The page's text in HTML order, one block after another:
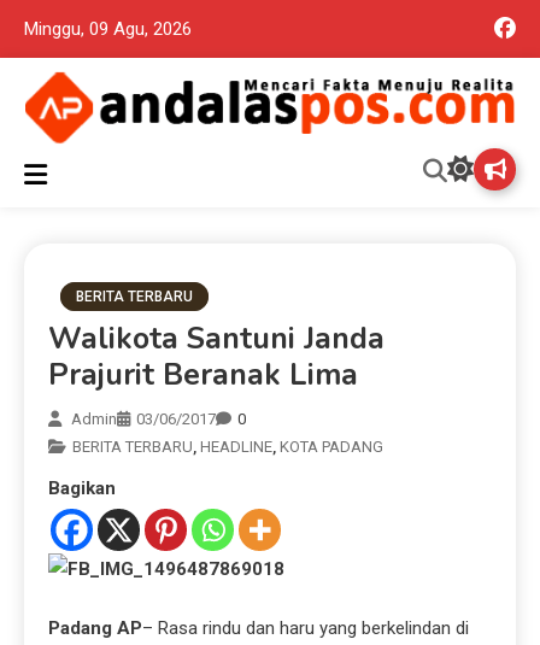
Minggu, 09 Agu, 2026
Andalas Pos Situs Berita
Mencari Fakta Menuju Realita memuat ragam berita aktual dan
terpercaya seputar politik nasional, daerah dan ragam berita
BERITA TERBARU
Walikota Santuni Janda
Prajurit Beranak Lima
Admin 03/06/2017
0
BERITA TERBARU HEADLINE KOTA PADANG
Bagikan
Padang AP– Rasa rindu dan haru yang berkelindan di